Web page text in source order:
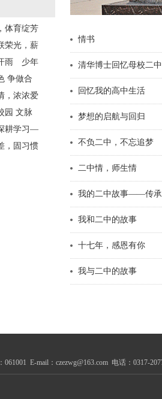
体育绽芳
荣光，薪
雨 少年
争做合
，浓浓爱
园 文脉
耕学习—
，固习惯
情书
清华博士回忆母校二中
回忆我的高中生活
梦想的启航与回归
不负二中，不忘追梦
二中情，师生情
我的二中故事——传承
我和二中的故事
十七年，感恩有你
我与二中的故事
E-mail：czezwg@163.com 电话：0317-